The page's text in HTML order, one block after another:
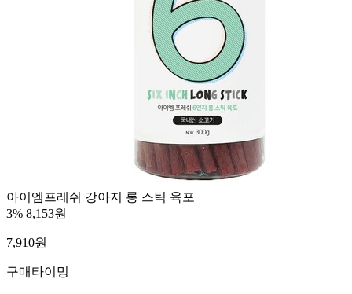
아이엠프레쉬 강아지 롱 스틱 육포
3% 8,153원
7,910원
구매타이밍